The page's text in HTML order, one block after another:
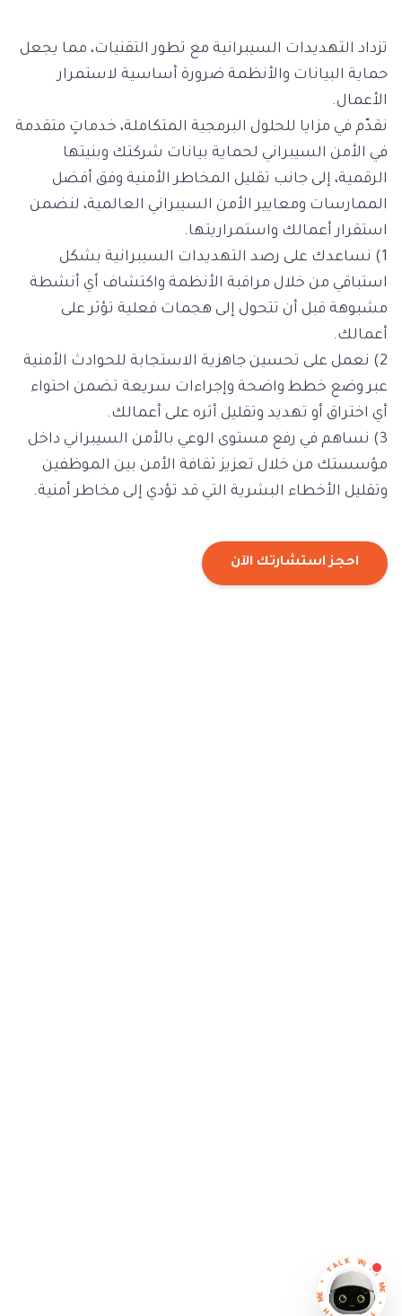
تزداد التهديدات السيبرانية مع تطور التقنيات، مما يجعل
حماية البيانات والأنظمة ضرورة أساسية لاستمرار
الأعمال.
نقدّم في مزايا للحلول البرمجية المتكاملة، خدماتٍ متقدمة
في الأمن السيبراني لحماية بيانات شركتك وبنيتها
الرقمية، إلى جانب تقليل المخاطر الأمنية وفق أفضل
الممارسات ومعايير الأمن السيبراني العالمية، لنضمن
استقرار أعمالك واستمراريتها.
1) نساعدك على رصد التهديدات السيبرانية بشكل
استباقي من خلال مراقبة الأنظمة واكتشاف أي أنشطة
مشبوهة قبل أن تتحول إلى هجمات فعلية تؤثر على
أعمالك.
2) نعمل على تحسين جاهزية الاستجابة للحوادث الأمنية
عبر وضع خطط واضحة وإجراءات سريعة تضمن احتواء
أي اختراق أو تهديد وتقليل أثره على أعمالك.
3) نساهم في رفع مستوى الوعي بالأمن السيبراني داخل
مؤسستك من خلال تعزيز ثقافة الأمن بين الموظفين
وتقليل الأخطاء البشرية التي قد تؤدي إلى مخاطر أمنية.
احجز استشارتك الآن
T
H
M
•
TAL WI
T
H
M
•